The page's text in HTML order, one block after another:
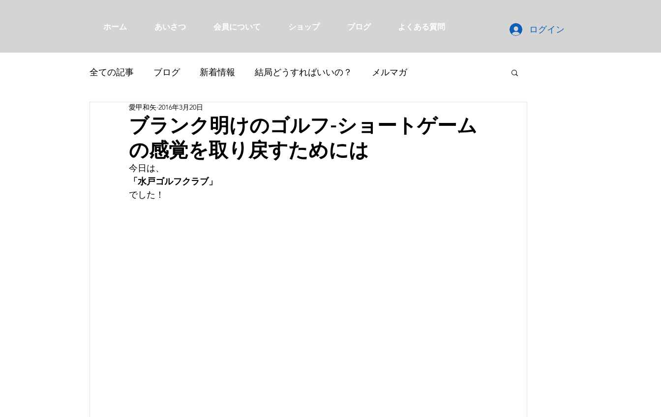
ホーム あいさつ 会員について ショップ ブログ よくある質問 ログイン
全ての記事 ブログ 新着情報 結局どうすればいいの？ メルマガ
ブランク明けのゴルフ-ショートゲーム
の感覚を取り戻すためには
愛甲和矢 2016年3月20日
今日は、
「水戸ゴルフクラブ」
でした！